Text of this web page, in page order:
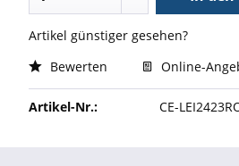
Artikel günstiger gesehen?
Bewerten
Online-
Artikel-Nr.: CE-